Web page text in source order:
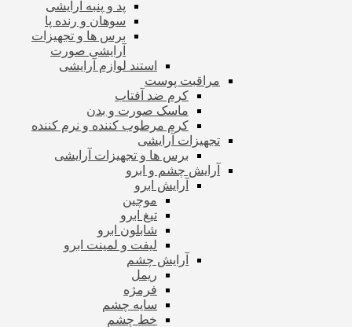
پد و پنبه آرایشی
سوهان و رنده پا
برس ها و تجهیزات
آرایشی صورت
استند لوازم آرایشی
مراقبت پوست
کرم ضد آفتاب
ماسک صورت و بدن
کرم مرطوب کننده و نرم کننده
تجهیزات آرایشی
برس ها و تجهیزات آرایشی
آرایش چشم و ابرو
آرایش ابرو
موچین
تیغ ابرو
شابلون ابرو
لیفت و لمینت ابرو
آرایش چشم
ریمل
فرمژه
سایه چشم
خط چشم